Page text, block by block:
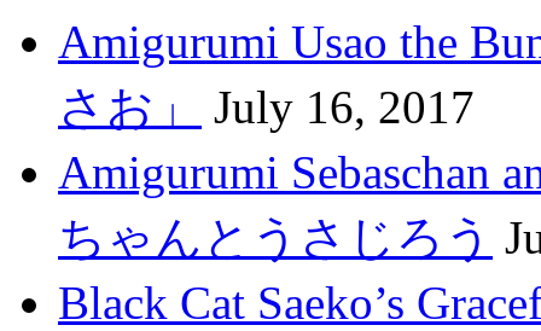
Amigurumi Usao the
さお」
July 16, 2017
Amigurumi Sebaschan
ちゃんとうさじろう
Black Cat Saeko’s